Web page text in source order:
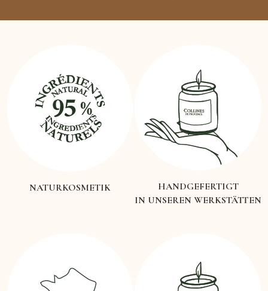
NATURKOSMETIK
HANDGEFERTIGT
IN UNSEREN WERKSTÄTTEN